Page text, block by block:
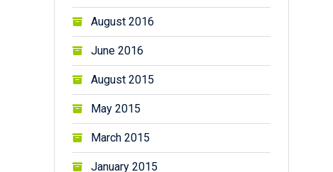
August 2016
June 2016
August 2015
May 2015
March 2015
January 2015